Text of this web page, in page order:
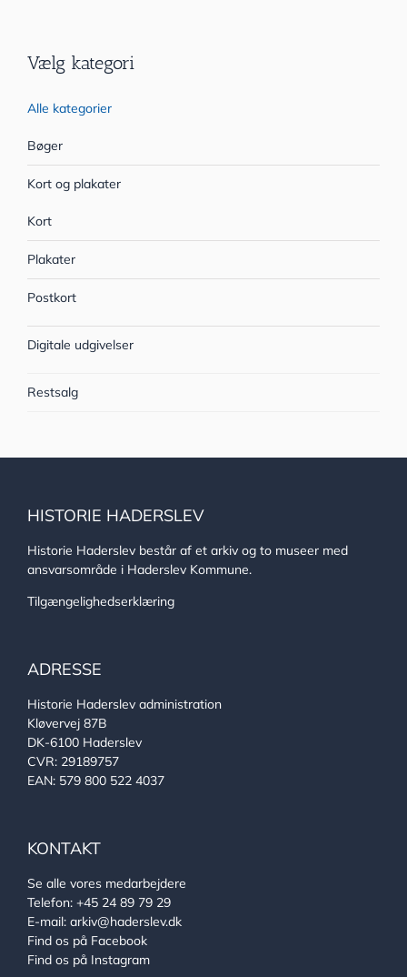
Vælg kategori
Alle kategorier
Bøger
Kort og plakater
Kort
Plakater
Postkort
Digitale udgivelser
Restsalg
HISTORIE HADERSLEV
Historie Haderslev består af et arkiv og to museer med
ansvarsområde i Haderslev Kommune.
Tilgængelighedserklæring
ADRESSE
Historie Haderslev administration
Kløvervej 87B
DK-6100 Haderslev
CVR: 29189757
EAN: 579 800 522 4037
KONTAKT
Se alle vores medarbejdere
Telefon: +45 24 89 79 29
E-mail: arkiv@haderslev.dk
Find os på Facebook
Find os på Instagram